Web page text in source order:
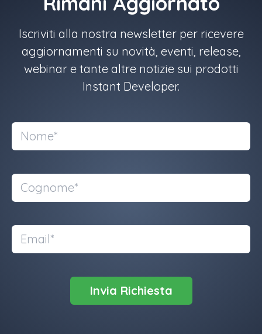
Iscriviti alla nostra newsletter per ricevere
aggiornamenti su novità, eventi, release,
webinar e tante altre notizie sui prodotti
Instant Developer.